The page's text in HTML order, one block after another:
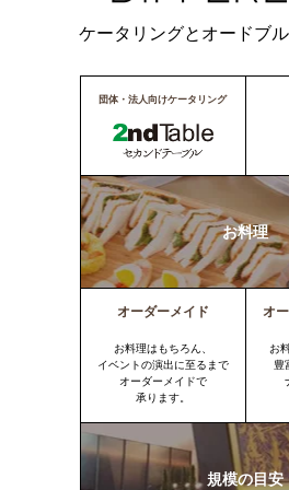
ケータリングとオードブ
団体・法人向けケータリング
お料理
オーダーメイド
お料理はもちろん、
イベントの演出に至るまで
オーダーメイドで
承ります。
オ
お
豊
規模の目安